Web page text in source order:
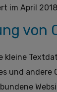
im April 2018
von
kleine
und andere